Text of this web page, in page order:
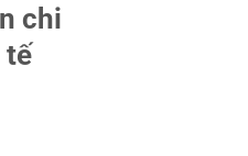
chi
tế